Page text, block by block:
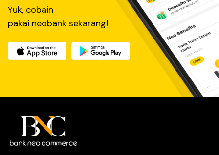
Yuk, cobain
pakai neobank sekarang!